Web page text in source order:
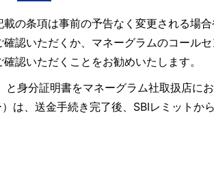
の条項は事前の予告なく変更される場
認いただくか、マネーグラムのコール
認いただくことをお勧めいたします。
身分証明書をマネーグラム社取扱店に
、送金手続き完了後、SBIレミットか